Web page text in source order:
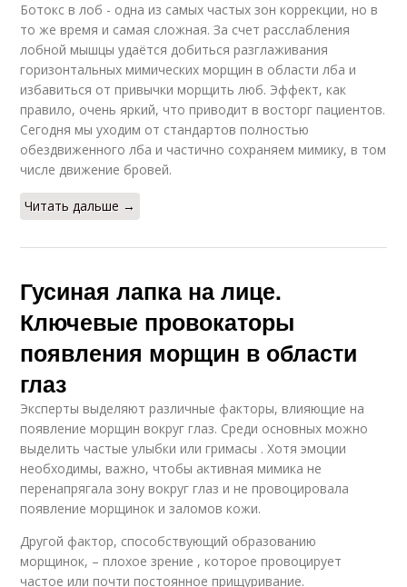
Ботокс в лоб - одна из самых частых зон коррекции, но в
то же время и самая сложная. За счет расслабления
лобной мышцы удаётся добиться разглаживания
горизонтальных мимических морщин в области лба и
избавиться от привычки морщить люб. Эффект, как
правило, очень яркий, что приводит в восторг пациентов.
Сегодня мы уходим от стандартов полностью
обездвиженного лба и частично сохраняем мимику, в том
числе движение бровей.
Читать дальше →
Гусиная лапка на лице.
Ключевые провокаторы
появления морщин в области
глаз
Эксперты выделяют различные факторы, влияющие на
появление морщин вокруг глаз. Среди основных можно
выделить частые улыбки или гримасы . Хотя эмоции
необходимы, важно, чтобы активная мимика не
перенапрягала зону вокруг глаз и не провоцировала
появление морщинок и заломов кожи.
Другой фактор, способствующий образованию
морщинок, – плохое зрение , которое провоцирует
частое или почти постоянное прищуривание.